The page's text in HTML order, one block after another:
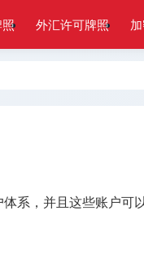
外汇许可牌照
系，并且这些账户